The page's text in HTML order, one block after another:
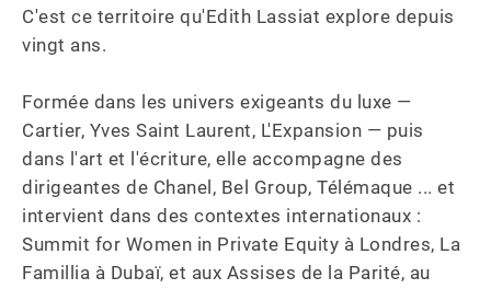
C'est ce territoire qu'Edith Lassiat explore depuis
vingt ans.
Formée dans les univers exigeants du luxe —
Cartier, Yves Saint Laurent, L'Expansion — puis
dans l'art et l'écriture, elle accompagne des
dirigeantes de Chanel, Bel Group, Télémaque ... et
intervient dans des contextes internationaux :
Summit for Women in Private Equity à Londres, La
Famillia à Dubaï, et aux Assises de la Parité, au